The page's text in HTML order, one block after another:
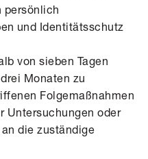
persönlich
und Identitätsschutz
von sieben Tagen
Monaten zu
Folgemaßnahmen
Untersuchungen oder
die zuständige